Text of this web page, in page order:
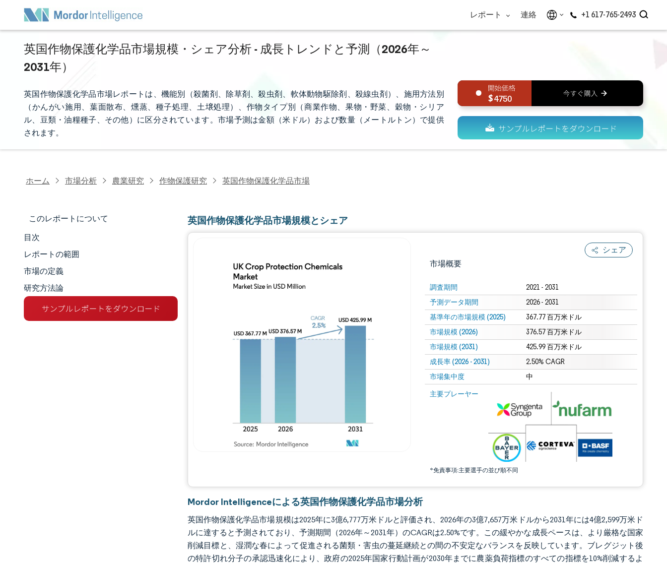
レポート 連絡 +1 617-765-2493
英国作物保護化学品市場規模・シェア分析 - 成長トレンドと予測（2026年～
2031年）
英国作物保護化学品市場レポートは、機能別（殺菌剤、除草剤、殺虫剤、軟体動物駆除剤、殺線虫剤）、施用方法別
（かんがい施用、葉面散布、燻蒸、種子処理、土壌処理）、作物タイプ別（商業作物、果物・野菜、穀物・シリア
ル、豆類・油糧種子、その他）に区分されています。市場予測は金額（米ドル）および数量（メートルトン）で提供
されます。
4750
ホーム 市場分析 農業研究 作物保護研究 英国作物保護化学品市場
このレポートについて
市場規模とシェア
市場分析
トレンドとインサイト
セグメント分析
目次
レポートの範囲
市場の定義
研究方法論
英国作物保護化学品市場規模とシェア
シェア
市場概要
調査期間 2021 - 2031
予測データ期間 2026 - 2031
基準年の市場規模 (2025) 367.77 百万米ドル
市場規模 (2026) 376.57 百万米ドル
市場規模 (2031) 425.99 百万米ドル
成長率 (2026 - 2031) 2.50% CAGR
市場集中度 中
主要プレーヤー
*免責事項:主要選手の並び順不同
画像 © Mordor Intelligence。再利用にはCC BY 4.0の表示が必要です。
画像 © Mordor Intelligence。再利用にはCC BY 4.0の表示が必要です。
Mordor Intelligenceによる英国作物保護化学品市場分析
英国作物保護化学品市場規模は2025年に3億6,777万米ドルと評価され、2026年の3億7,657万米ドルから2031年には4億2,599万米ド
ルに達すると予測されており、予測期間（2026年～2031年）のCAGRは2.50%です。この緩やかな成長ペースは、より厳格な国家
削減目標と、湿潤な春によって促進される菌類・害虫の蔓延継続との間の不安定なバランスを反映しています。ブレグジット後
の特許切れ分子の承認迅速化により、政府の2025年国家行動計画が2030年までに農薬負荷指標のすべての指標を10%削減するよ